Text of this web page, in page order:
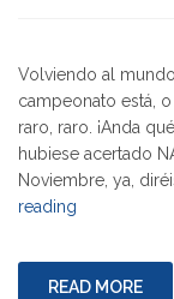
Volviendo al
campeonato está,
raro, raro. ¡Anda
hubiese acertado
Noviembre, ya,
reading
descuelgue
y
READ MORE